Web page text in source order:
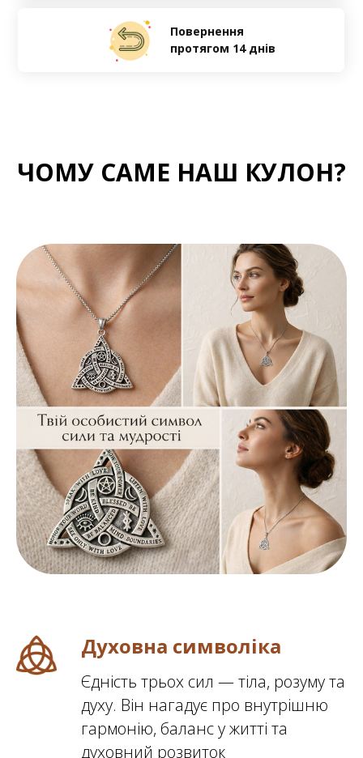
Повернення
протягом 14 днів
ЧОМУ САМЕ НАШ КУЛОН?
Духовна символіка
Єдність трьох сил — тіла, розуму та
духу. Він нагадує про внутрішню
гармонію, баланс у житті та
духовний розвиток